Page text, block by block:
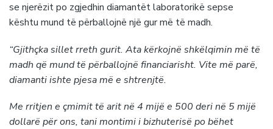
se njerëzit po zgjedhin diamantët laboratorikë sepse
kështu mund të përballojnë një gur më të madh.
“Gjithçka sillet rreth gurit. Ata kërkojnë shkëlqimin më të
madh që mund të përballojnë financiarisht. Vite më parë,
diamanti ishte pjesa më e shtrenjtë.
Me rritjen e çmimit të arit në 4 mijë e 500 deri në 5 mijë
dollarë për ons, tani montimi i bizhuterisë po bëhet